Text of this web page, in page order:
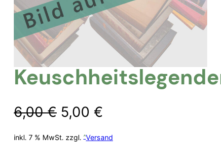
6,00€ Ursprünglicher
Preis
5,00 €
Preis
inkl. 7 % MwSt. zzgl. Versand